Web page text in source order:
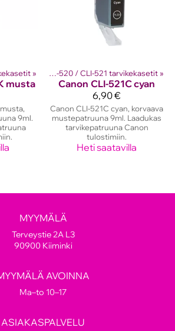
‪»
musta
9ml.
‪» Canon PGI-520 / CLI-521 tarvikekasetit ‪»
Canon CLI-521C cyan
6,90 €
Canon CLI-521C cyan, korvaava
mustepatruuna 9ml. Laadukas
tarvikepatruuna Canon
tulostimiin.
Heti saatavilla
MYYMÄLÄ
Terveystie 2A L3
90900 Kiiminki
AVOINNA
Ma–to 10–17
ASIAKASPALVELU